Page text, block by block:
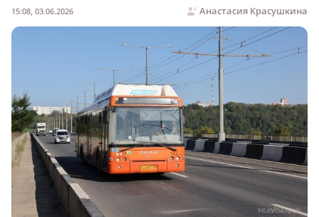
Анастасия Красушкина
15:08, 03.06.2026